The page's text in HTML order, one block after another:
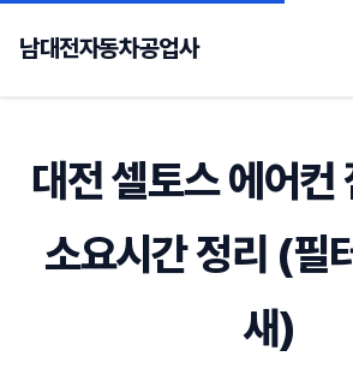
남대전자동차공업사
대전 셀토스 에어컨
소요시간 정리 (필
새)